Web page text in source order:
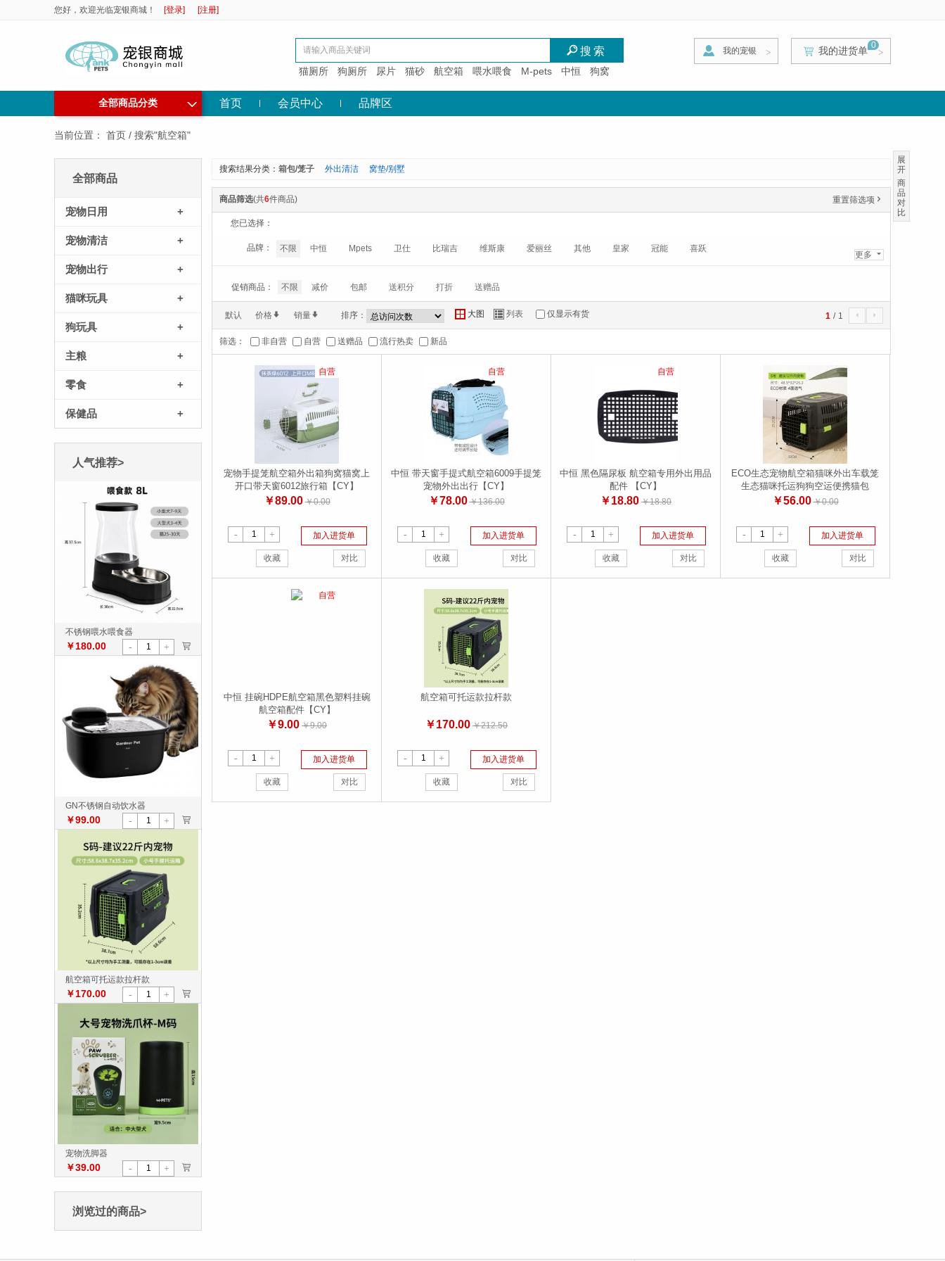
您好，欢迎光临宠银商城！ [登录] [注册]
I搜索
猫厕所 狗厕所 尿片 猫砂 航空箱 喂水喂食 M-pets 中恒 狗窝
>
我的宠银 > >
0
我的进货单
全部商品分类 ◇ 首页 会员中心 品牌区
当前位置： 首页 / 搜索"航空箱"
全部商品
宠物日用 +
宠物清洁 +
宠物出行 +
猫咪玩具 +
狗玩具 +
主粮 +
零食 +
保健品 +
人气推荐>
不锈钢喂水喂食器
￥180.00 - + >
GN不锈钢自动饮水器
￥99.00 - + >
航空箱可托运款拉杆款
￥170.00 - + >
宠物洗脚器
￥39.00 - + >
浏览过的商品>
搜索结果分类： 箱包/笼子 外出清洁 窝垫/别墅
商品筛选(共6件商品) 重置筛选项 '
您已选择：
品牌：
更多 6
不限 中恒 Mpets 卫仕 比瑞吉 维斯康 爱丽丝 其他 皇家 冠能 喜跃
促销商品： 不限 减价 包邮 送积分 打折 送赠品
默认 价格 * 销量* 排序： Y 大图 Z 列表 仅显示有货 1 / 1 4 5
筛选： 非自营 自营 送赠品 流行热卖 新品
自营
宠物手提笼航空箱外出箱狗窝猫窝上
开口带天窗6012旅行箱【CY】
￥89.00 ￥0.00
- + 加入进货单
收藏 对比
自营
中恒 带天窗手提式航空箱6009手提笼
宠物外出出行【CY】
￥78.00 ￥136.00
- + 加入进货单
收藏 对比
自营
中恒 黑色隔尿板 航空箱专用外出用品
配件 【CY】
￥18.80 ￥18.80
- + 加入进货单
收藏 对比
ECO生态宠物航空箱猫咪外出车载笼
生态猫咪托运狗狗空运便携猫包
￥56.00 ￥0.00
- + 加入进货单
收藏 对比
自营
中恒 挂碗HDPE航空箱黑色塑料挂碗
航空箱配件【CY】
￥9.00 ￥9.00
- + 加入进货单
收藏 对比
航空箱可托运款拉杆款
￥170.00 ￥212.50
- + 加入进货单
收藏 对比
展
开
商
品
对
比